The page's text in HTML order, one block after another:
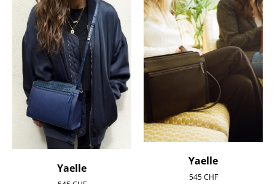
Yaelle
Yaelle
545CHF